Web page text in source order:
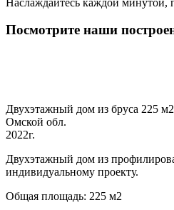
Посмотрите наши
Двухэтажный дом из бруса 225
Омской обл.
2022г.
Двухэтажный дом из
индивидуальному проекту.
Общая площадь: 225 м2